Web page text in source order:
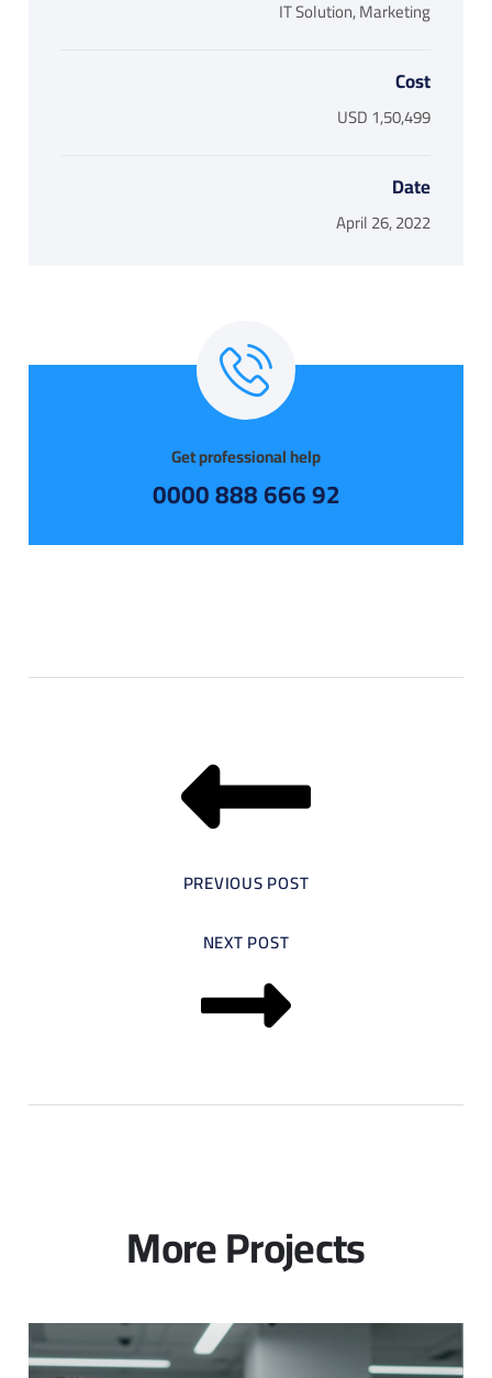
IT Solution, Marketing
Cost
USD 1,50,499
Date
April 26, 2022
Get professional help
92 666 888 0000
PREVIOUS POST
NEXT POST
More Projects